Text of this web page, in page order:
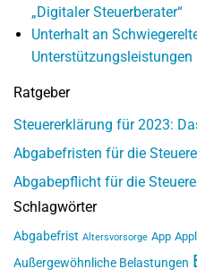
„Digitaler Steuerberater“
Unterhalt an
Unterstützungsleistungen
Ratgeber
Steuererklärung für 2023:
Abgabefristen für die
Abgabepflicht für die
Schlagwörter
Abgabefrist Altersvorsorge App
Außergewöhnliche Belastungen